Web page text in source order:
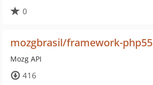
0
mozgbrasil/framework-php55
Mozg API
416